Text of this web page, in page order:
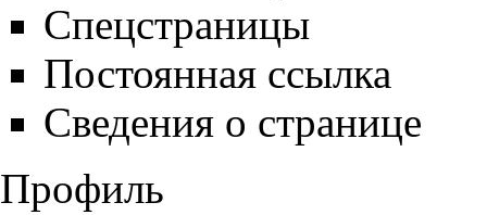
Спецстраницы
Постоянная ссылка
Сведения о странице
Профиль